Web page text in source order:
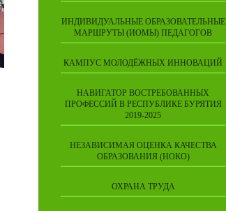
ИНДИВИДУАЛЬНЫЕ ОБРАЗОВАТЕЛЬНЫЕ
МАРШРУТЫ (ИОМЫ) ПЕДАГОГОВ
КАМПУС МОЛОДЁЖНЫХ ИННОВАЦИЙ
НАВИГАТОР ВОСТРЕБОВАННЫХ
ПРОФЕССИЙ В РЕСПУБЛИКЕ БУРЯТИЯ
2019-2025
НЕЗАВИСИМАЯ ОЦЕНКА КАЧЕСТВА
ОБРАЗОВАНИЯ (НОКО)
ОХРАНА ТРУДА